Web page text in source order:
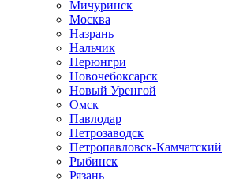
Мичуринск
Москва
Назрань
Нальчик
Нерюнгри
Новочебоксарск
Новый Уренгой
Омск
Павлодар
Петрозаводск
Петропавловск-Камчатский
Рыбинск
Рязань